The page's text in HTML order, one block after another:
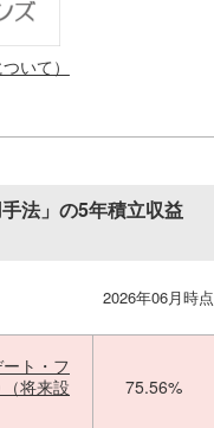
いて）
法」の5年積立収益
2026年06月時点
ト・フ
将来設
75.56%